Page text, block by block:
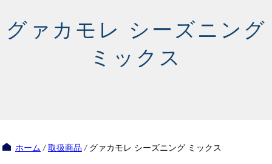
グァカモレ シーズニング
ミックス
ホーム / 取扱商品 / グァカモレ シーズニング ミックス